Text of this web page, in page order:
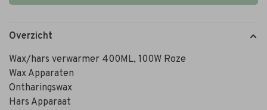
Overzicht
Wax/hars verwarmer 400ML, 100W Roze
Wax Apparaten
Ontharingswax
Hars Apparaat